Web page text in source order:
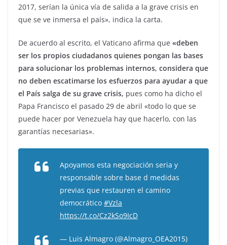
2017, serían la única vía de salida a la grave crisis en
que se ve inmersa el país», indica la carta.
De acuerdo al escrito, el Vaticano afirma que «deben
ser los propios ciudadanos quienes pongan las bases
para solucionar los problemas internos, considera que
no deben escatimarse los esfuerzos para ayudar a que
el País salga de su grave crisis, pues como ha dicho el
Papa Francisco el pasado 29 de abril «todo lo que se
puede hacer por Venezuela hay que hacerlo, con las
garantías necesarias».
Apoyamos esta negociación seria y
responsable sobre base d medidas
previas que restauren el camino
democrático #Vzla
https://t.co/Cz2kSo9IcD
— Luis Almagro (@Almagro_OEA2015)